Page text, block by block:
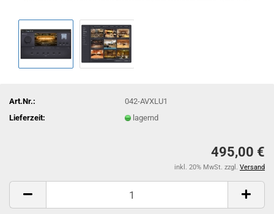
Art.Nr.:
042-AVXLU1
Lieferzeit:
lagernd
495,00 €
inkl. 20% MwSt. zzgl. Versand